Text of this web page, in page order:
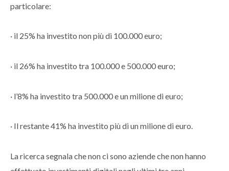
particolare:
· il 25% ha investito non più di 100.000 euro;
· il 26% ha investito tra 100.000 e 500.000 euro;
· l’8% ha investito tra 500.000 e un milione di euro;
· Il restante 41% ha investito più di un milione di euro.
La ricerca segnala che non ci sono aziende che non hanno